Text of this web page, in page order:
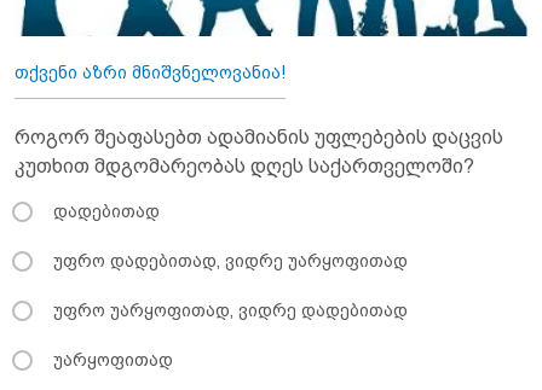
თქვენი აზრი მნიშვნელოვანია!
როგორ შეაფასებთ ადამიანის უფლებების დაცვის
კუთხით მდგომარეობას დღეს საქართველოში?
დადებითად
უფრო დადებითად, ვიდრე უარყოფითად
უფრო უარყოფითად, ვიდრე დადებითად
უარყოფითად